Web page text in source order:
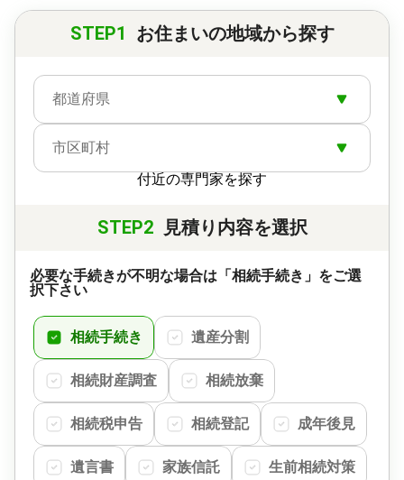
STEP1 お住まいの地域から探す
都道府県
市区町村
付近の専門家を探す
STEP2 見積り内容を選択
必要な手続きが不明な場合は「相続手続き」をご選
択下さい
相続手続き 遺産分割
相続財産調査 相続放棄
相続税申告 相続登記 成年後見
遺言書 家族信託 生前相続対策